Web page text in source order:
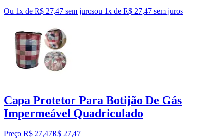
Ou 1x de R$ 27,47 sem jurosou 1x de R$ 27,47 sem juros
Capa Protetor Para Botijão De Gás
Impermeável Quadriculado
Preço R$ 27,47R$ 27,47